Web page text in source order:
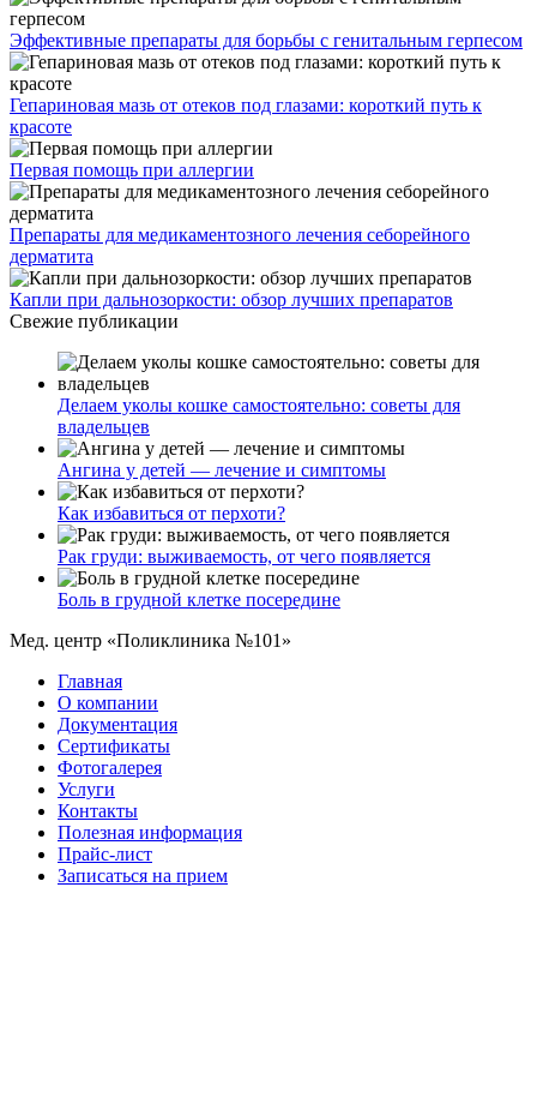
Эффективные препараты для борьбы с генитальным герпесом
Гепариновая мазь от отеков под глазами: короткий путь к
красоте
Первая помощь при аллергии
Препараты для медикаментозного лечения себорейного
дерматита
Капли при дальнозоркости: обзор лучших препаратов
Свежие публикации
Делаем уколы кошке самостоятельно: советы для
владельцев
Ангина у детей — лечение и симптомы
Как избавиться от перхоти?
Рак груди: выживаемость, от чего появляется
Боль в грудной клетке посередине
Мед. центр «Поликлиника №101»
Главная
О компании
Документация
Сертификаты
Фотогалерея
Услуги
Контакты
Полезная информация
Прайс-лист
Записаться на прием